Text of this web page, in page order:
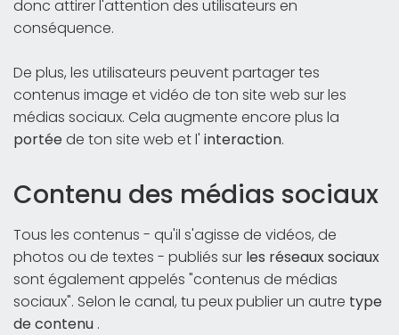
donc attirer l'attention des utilisateurs en
conséquence.
De plus, les utilisateurs peuvent partager tes
contenus image et vidéo de ton site web sur les
médias sociaux. Cela augmente encore plus la
portéede ton site web et l' interaction.
Contenu des médias sociaux
Tous les contenus - qu'il s'agisse de vidéos, de
photos ou de textes - publiés sur les réseaux sociaux
sont également appelés "contenus de médias
sociaux". Selon le canal, tu peux publier un autre type
de contenu .